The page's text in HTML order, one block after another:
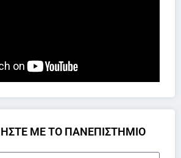
ΜΕ ΤΟ ΠΑΝΕΠΙΣΤΗΜΙΟ